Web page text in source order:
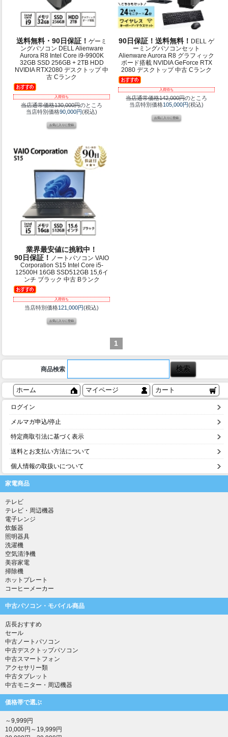
送料無料・90日保証！ゲーミ
ングパソコン DELL Alienware
Aurora R8 Intel Core i9-9900K
32GB SSD 256GB + 2TB HDD
NVIDIA RTX2080 デスクトップ 中
古 Cランク
入荷待ち
当店通常価格130,000円のところ
当店特別価格90,000円(税込)
90日保証！送料無料！ DELL ゲ
ーミングパソコンセット
Alienware Aurora R8 グラフィック
ボード搭載 NVIDIA GeForce RTX
2080 デスクトップ 中古 Cランク
入荷待ち
当店通常価格142,000円のところ
当店特別価格105,000円(税込)
業界最安値に挑戦中！
90日保証！
ノートパソコン VAIO
Corporation S15 Intel Core i5-
12500H 16GB SSD512GB 15,6イ
ンチ ブラック 中古 Bランク
入荷待ち
当店特別価格121,000円(税込)
1
商品検索
ホーム マイページ カート
ログイン
メルマガ申込/停止
特定商取引法に基づく表示
送料とお支払い方法について
個人情報の取扱いについて
家電商品
テレビ
テレビ・周辺機器
電子レンジ
炊飯器
照明器具
洗濯機
空気清浄機
美容家電
掃除機
ホットプレート
コーヒーメーカー
中古パソコン・モバイル商品
店長おすすめ
セール
中古ノートパソコン
中古デスクトップパソコン
中古スマートフォン
アクセサリー類
中古タブレット
中古モニター・周辺機器
価格帯で選ぶ
～9,999円
10,000円～19,999円